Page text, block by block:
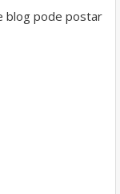
blog pode postar